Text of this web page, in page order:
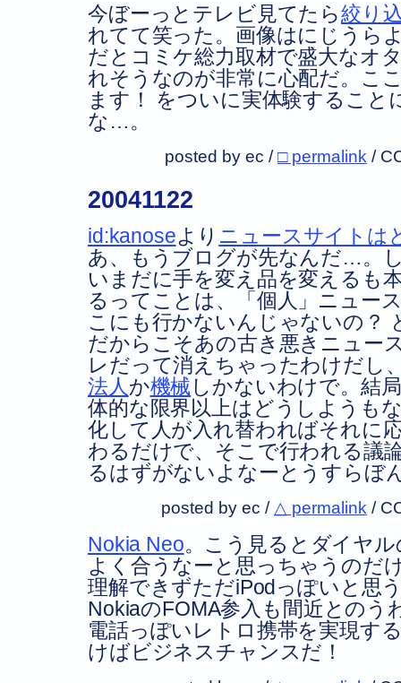
今ぼーっとテレビ見てたら絞り
れてて笑った。画像はにじうら
だとコミケ総力取材で盛大なオ
れそうなのが非常に心配だ。こ
ます！ をついに実体験すること
な…。
posted by ec /□ permalink /
20041122
id:kanoseより ニュースサイトは
あ、もうブログが先なんだ…。
いまだに手を変え品を変えるも
るってことは、「個人」ニュー
こにも行かないんじゃないの？
だからこそあの古き悪きニュー
レだって消えちゃったわけだし
法人 か機械 しかないわけで。結
体的な限界以上はどうしようも
化して人が入れ替わればそれに
わるだけで、そこで行われる議
るはずがないよなーとうすらぼ
posted by ec / △ permalink /
Nokia Neo。こう見るとダイヤ
よく合うなーと思っちゃうのだ
理解できずただiPodっぽいと思
NokiaのFOMA参入も間近とのう
電話っぽいレトロ携帯を実現す
けばビジネスチャンスだ！